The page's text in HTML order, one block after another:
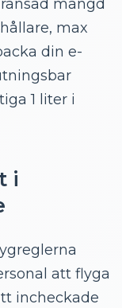
mängd
max
din e-
1 liter i
i
att flyga
incheckade